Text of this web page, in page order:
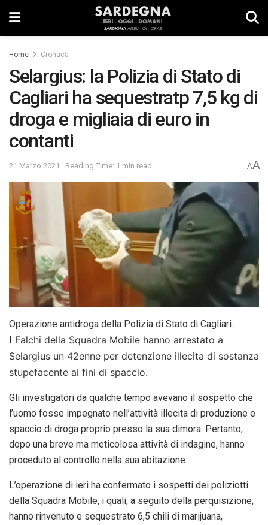
Home Cronaca
Selargius: la Polizia di Stato di
Cagliari ha sequestratp 7,5 kg di
droga e migliaia di euro in
contanti
21 Marzo 2021 Reading Time: 1 min read AA
Operazione antidroga della Polizia di Stato di Cagliari.
I Falchi della Squadra Mobile hanno arrestato a
Selargius un 42enne per detenzione illecita di sostanza
stupefacente ai fini di spaccio.
Gli investigatori da qualche tempo avevano il sospetto che
l’uomo fosse impegnato nell’attività illecita di produzione e
spaccio di droga proprio presso la sua dimora. Pertanto,
dopo una breve ma meticolosa attività di indagine, hanno
proceduto al controllo nella sua abitazione.
L’operazione di ieri ha confermato i sospetti dei poliziotti
della Squadra Mobile, i quali, a seguito della perquisizione,
hanno rinvenuto e sequestrato 6,5 chili di marijuana,